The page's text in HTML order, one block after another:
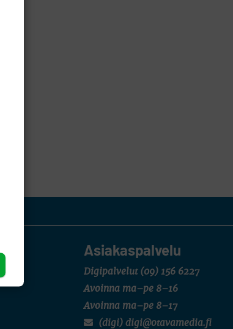
Asiakaspalvelu
Digipalvelut (09) 156 6227
Avoinna ma–pe 8–16
Avoinna ma–pe 8–17
(digi) digi@otavamedia.fi